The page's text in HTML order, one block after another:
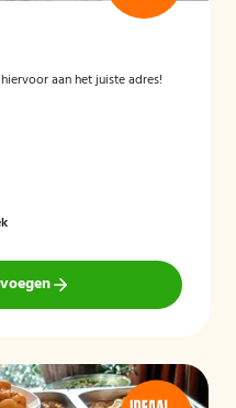
aan het juiste adres!